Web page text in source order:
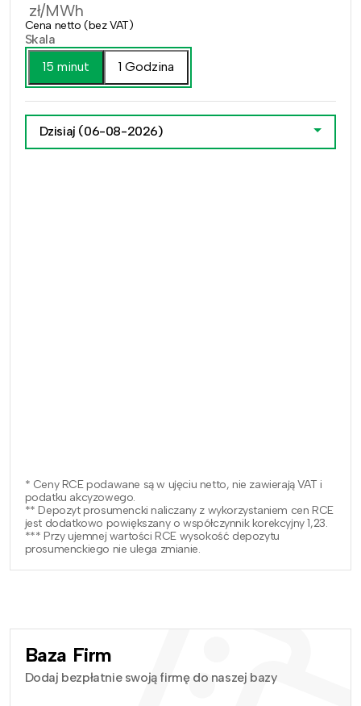
zł/MWh
Cena netto (bez VAT)
Skala
15 minut
1 Godzina
Dzisiaj (06-08-2026)
* Ceny RCE podawane są w ujęciu netto, nie zawierają VAT i
podatku akcyzowego.
** Depozyt prosumencki naliczany z wykorzystaniem cen RCE
jest dodatkowo powiększany o współczynnik korekcyjny 1,23.
*** Przy ujemnej wartości RCE wysokość depozytu
prosumenckiego nie ulega zmianie.
Baza Firm
Dodaj bezpłatnie swoją firmę do naszej bazy